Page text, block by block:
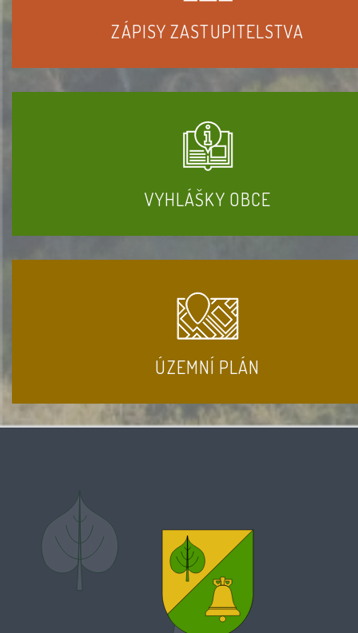
ZÁPISY ZASTUPITELSTVA
VYHLÁŠKY OBCE
ÚZEMNÍ PLÁN